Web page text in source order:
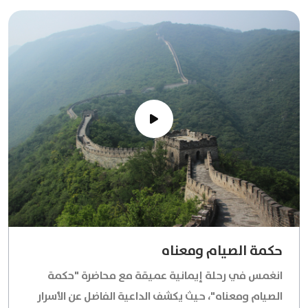
الحنيف.اكتشف كيف يضع الإسلام بر الوالدين في مرتبة
متقدمة جدًا،ويحث على الإحسان إليهما وطاعتهما
كطريق لرضا الله تعالى ونيل الأجر العظيم.يتناول الفيديو
الجوانب المتعددة لهذا المفهوم السامي،من التعامل
باللين والرحمة إلى الدعاء لهما وتوقيرهما في كل
حين.تعرف على النصوص الشرعية التي تبرز المكانة
الفريدة للأم والأب،وكيف أن طاعتهما مفتاح للبركة في
الرزق والسعادة في الدنيا والآخرة.استكشف وصايا الإسلام
الخالدة التي تضمن مجتمعًا مترابطًا وقائمًا على المحبة
والرحمة.شاهد الآن لتتعمق في فهم هذا الركن العظيم
من الإيمان والأخلاق الإسلامية.
حكمة الصيام ومعناه
انغمس في رحلة إيمانية عميقة مع محاضرة "حكمة
الصيام ومعناه"، حيث يكشف الداعية الفاضل عن الأسرار